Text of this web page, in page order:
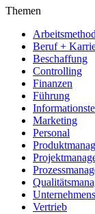
Themen
Beruf +
Beschaffung
Controlling
Finanzen
Führung
Marketing
Personal
Vertrieb